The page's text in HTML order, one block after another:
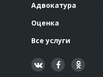
Адвокатура
Оценка
Все услуги